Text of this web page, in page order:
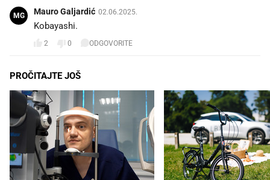
MG Mauro Galjardić 02.06.2025.
Kobayashi.
2 0 ODGOVORITE
PROČITAJTE JOŠ